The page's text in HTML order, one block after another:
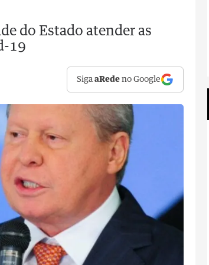
do Estado atender as
19
SigaaRede no Google